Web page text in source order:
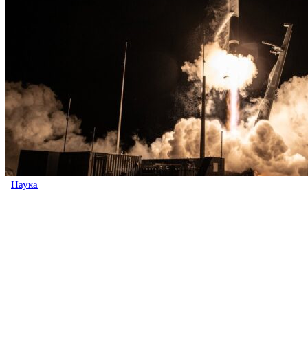
Наука